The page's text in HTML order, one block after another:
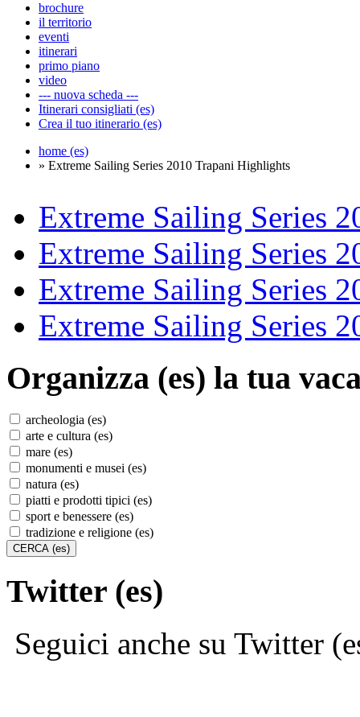
brochure
il territorio
eventi
itinerari
primo piano
video
--- nuova scheda ---
Itinerari consigliati (es)
Crea il tuo itinerario (es)
home (es)
» Extreme Sailing Series 2010 Trapani Highlights
Extreme Sailing Series
Extreme Sailing Series
Extreme Sailing Series
Extreme Sailing Series
Organizza (es) la tua
archeologia (es)
arte e cultura (es)
mare (es)
monumenti e musei (es)
natura (es)
piatti e prodotti tipici (es)
sport e benessere (es)
tradizione e religione (es)
Twitter (es)
Seguici anche su Twitter